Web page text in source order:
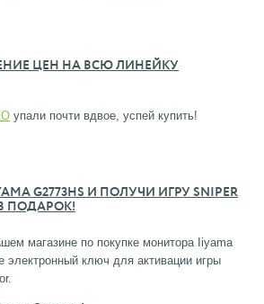
ЦЕН НА ВСЮ ЛИНЕЙКУ
упали почти вдвое, успей купить!
G2773HS И ПОЛУЧИ ИГРУ SNIPER
В ПОДАРОК!
магазине по покупке монитора Iiyama
электронный ключ для активации игры